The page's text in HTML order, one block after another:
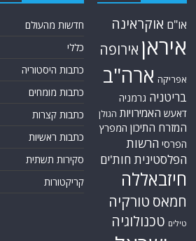
או"ם אוקראינה
איראן אירופה
אפריקה ארה"ב
בריטניה גרמניה
דאעש האמירויות הגולן
המזרח התיכון המפרץ
הפרסי הרשות
הפלסטינית חות'ים
חיזבאללה
חמאס טורקיה
טילים טכנולוגיה
חדשות מהעולם
כללי
כתבות היסטוריה
כתבות מומחים
כתבות קצרות
כתבות ראשיות
סקירות תשתית
קריקטורות